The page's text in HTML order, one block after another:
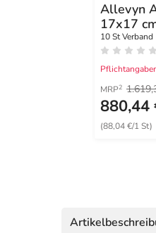
Allevyn
17x17
10 St Verband
MRP2
880,44
(88,04 €/1 St)